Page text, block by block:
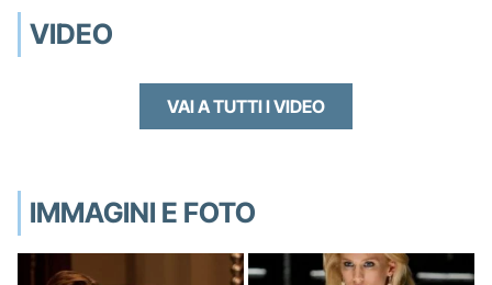
VIDEO
VAI A TUTTI I VIDEO
IMMAGINI E FOTO